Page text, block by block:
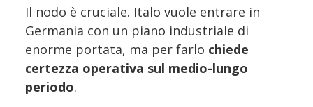
Il nodo è cruciale. Italo vuole entrare in
Germania con un piano industriale di
enorme portata, ma per farlo chiede
certezza operativa sul medio-lungo
periodo.